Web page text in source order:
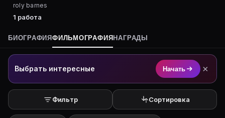
roly barnes
1 работа
БИОГРАФИЯФИЛЬМОГРАФИЯ НАГРАДЫ
Выбрать интересные Начать ×
Фильтр Сортировка